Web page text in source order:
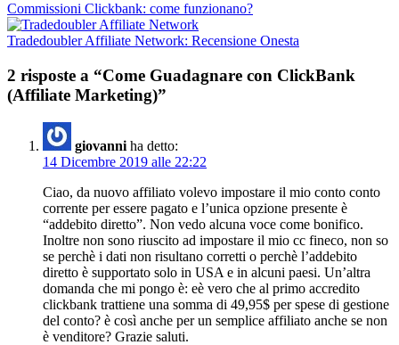
Commissioni Clickbank: come funzionano?
Tradedoubler Affiliate Network: Recensione Onesta
2 risposte a “Come Guadagnare con ClickBank
(Affiliate Marketing)”
giovanni ha detto:
14 Dicembre 2019 alle 22:22
Ciao, da nuovo affiliato volevo impostare il mio conto conto
corrente per essere pagato e l’unica opzione presente è
“addebito diretto”. Non vedo alcuna voce come bonifico.
Inoltre non sono riuscito ad impostare il mio cc fineco, non so
se perchè i dati non risultano corretti o perchè l’addebito
diretto è supportato solo in USA e in alcuni paesi. Un’altra
domanda che mi pongo è: eè vero che al primo accredito
clickbank trattiene una somma di 49,95$ per spese di gestione
del conto? è così anche per un semplice affiliato anche se non
è venditore? Grazie saluti.